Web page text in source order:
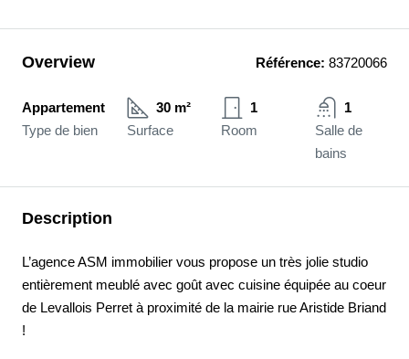
Overview Référence: 83720066
Appartement
Type de bien
30 m²
Surface
1
Room
1
Salle de
bains
Description
L’agence ASM immobilier vous propose un très jolie studio
entièrement meublé avec goût avec cuisine équipée au coeur
de Levallois Perret à proximité de la mairie rue Aristide Briand
!